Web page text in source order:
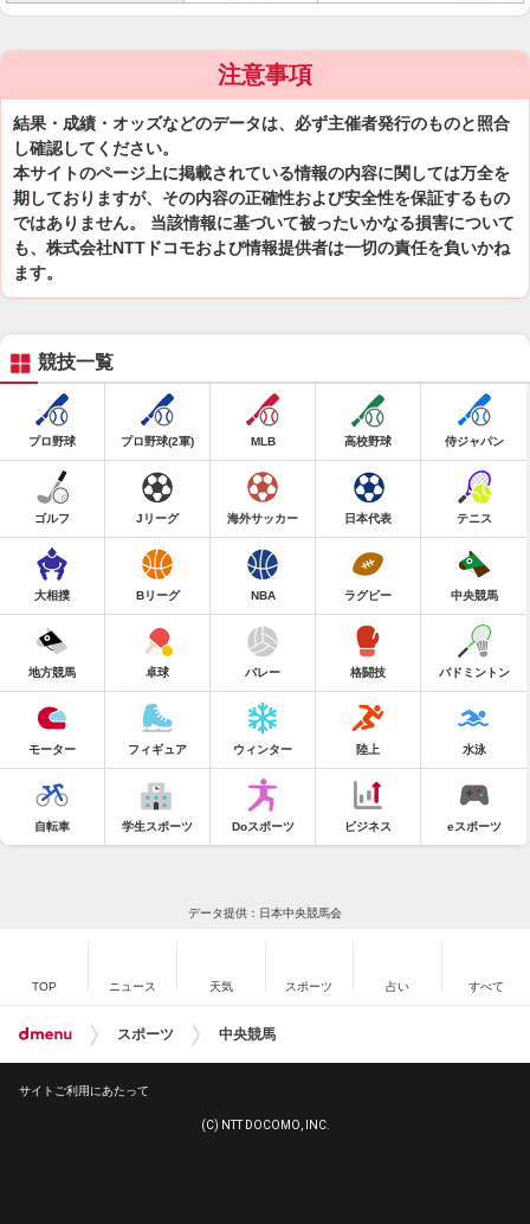
注意事項
結果・成績・オッズなどのデータは、必ず主催者発行のものと照合
し確認してください。
本サイトのページ上に掲載されている情報の内容に関しては万全を
期しておりますが、その内容の正確性および安全性を保証するもの
ではありません。 当該情報に基づいて被ったいかなる損害について
も、株式会社NTTドコモおよび情報提供者は一切の責任を負いかね
ます。
競技一覧
プロ野球 プロ野球(2軍) MLB 高校野球 侍ジャパン
ゴルフ Jリーグ 海外サッカー 日本代表 テニス
大相撲 Bリーグ NBA ラグビー 中央競馬
地方競馬 卓球 バレー 格闘技 バドミントン
モーター フィギュア ウィンター 陸上 水泳
自転車 学生スポーツ Doスポーツ ビジネス eスポーツ
データ提供：日本中央競馬会
TOP ニュース 天気 スポーツ 占い すべて
スポーツ 中央競馬
サイトご利用にあたって
(C) NTT DOCOMO, INC.